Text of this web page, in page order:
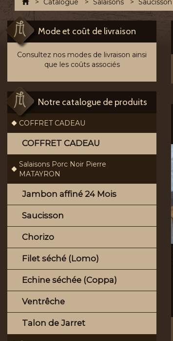
Catalogue Salaisons Saucisson
Mode et coût de livraison
Consultez nos modes de livraison ainsi
que les coûts associés
Notre catalogue de produits
COFFRET CADEAU
COFFRET CADEAU
Salaisons Porc Noir Pierre
MATAYRON
Jambon affiné 24 Mois
Saucisson
Chorizo
Filet séché (Lomo)
Echine séchée (Coppa)
Ventrêche
Talon de Jarret